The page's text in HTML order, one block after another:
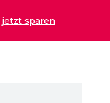
jetzt sparen